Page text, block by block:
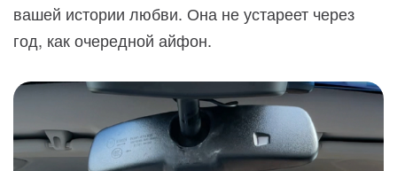
вашей истории любви. Она не устареет через
год, как очередной айфон.